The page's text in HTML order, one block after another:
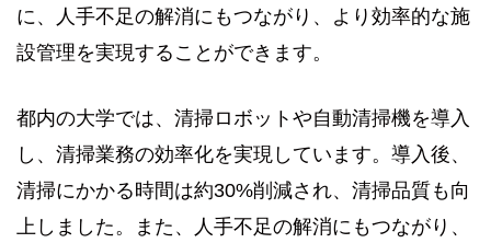
に、人手不足の解消にもつながり、より効率的な施
設管理を実現することができます。
都内の大学では、清掃ロボットや自動清掃機を導入
し、清掃業務の効率化を実現しています。導入後、
清掃にかかる時間は約30%削減され、清掃品質も向
上しました。また、人手不足の解消にもつながり、